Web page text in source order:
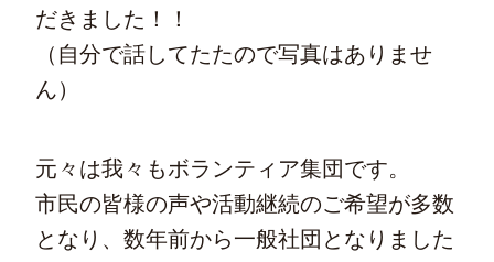
だきました！！
（自分で話してたたので写真はありませ
ん）
元々は我々もボランティア集団です。
市民の皆様の声や活動継続のご希望が多数
となり、数年前から一般社団となりました